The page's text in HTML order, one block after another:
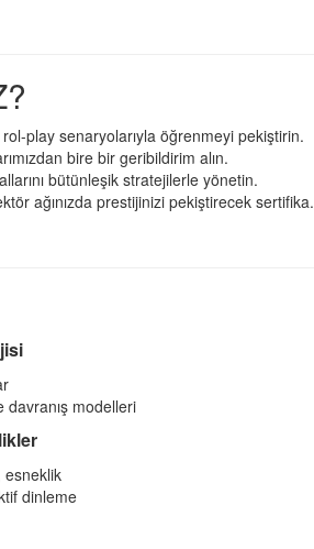
play senaryolarıyla öğrenmeyi pekiştirin.
bire bir geribildirim alın.
bütünleşik stratejilerle yönetin.
ağınızda prestijinizi pekiştirecek sertifika.
modelleri
esneklik
dinleme